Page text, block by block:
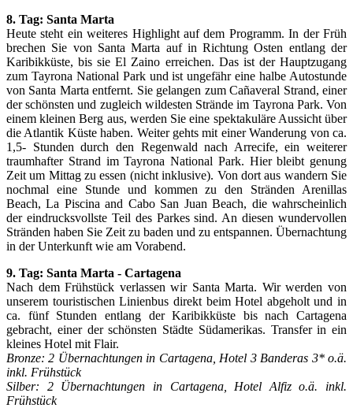
8. Tag: Santa Marta
Heute steht ein weiteres Highlight auf dem Programm. In der Früh
brechen Sie von Santa Marta auf in Richtung Osten entlang der
Karibikküste, bis sie El Zaino erreichen. Das ist der Hauptzugang
zum Tayrona National Park und ist ungefähr eine halbe Autostunde
von Santa Marta entfernt. Sie gelangen zum Cañaveral Strand, einer
der schönsten und zugleich wildesten Strände im Tayrona Park. Von
einem kleinen Berg aus, werden Sie eine spektakuläre Aussicht über
die Atlantik Küste haben. Weiter gehts mit einer Wanderung von ca.
1,5- Stunden durch den Regenwald nach Arrecife, ein weiterer
traumhafter Strand im Tayrona National Park. Hier bleibt genung
Zeit um Mittag zu essen (nicht inklusive). Von dort aus wandern Sie
nochmal eine Stunde und kommen zu den Stränden Arenillas
Beach, La Piscina and Cabo San Juan Beach, die wahrscheinlich
der eindrucksvollste Teil des Parkes sind. An diesen wundervollen
Stränden haben Sie Zeit zu baden und zu entspannen. Übernachtung
in der Unterkunft wie am Vorabend.
9. Tag: Santa Marta - Cartagena
Nach dem Frühstück verlassen wir Santa Marta. Wir werden von
unserem touristischen Linienbus direkt beim Hotel abgeholt und in
ca. fünf Stunden entlang der Karibikküste bis nach Cartagena
gebracht, einer der schönsten Städte Südamerikas. Transfer in ein
kleines Hotel mit Flair.
Bronze: 2 Übernachtungen in Cartagena, Hotel 3 Banderas 3* o.ä.
inkl. Frühstück
Silber: 2 Übernachtungen in Cartagena, Hotel Alfiz o.ä. inkl.
Frühstück